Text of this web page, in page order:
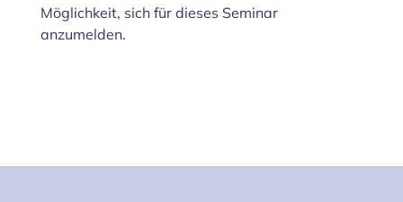
Möglichkeit, sich für dieses Seminar
anzumelden.